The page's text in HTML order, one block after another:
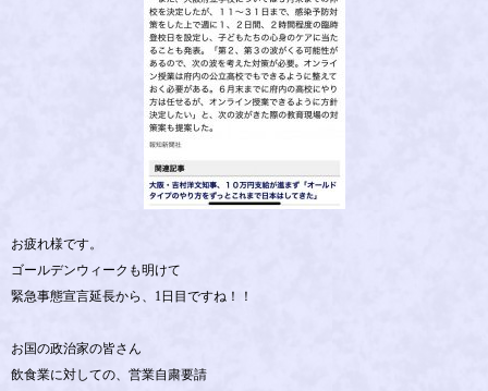
お疲れ様です。
ゴールデンウィークも明けて
緊急事態宣言延長から、1日目ですね！！
お国の政治家の皆さん
飲食業に対しての、営業自粛要請